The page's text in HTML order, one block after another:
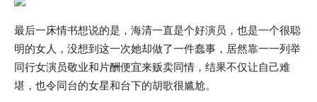
最后一床情书想说的是，海清一直是个好演员，也是一个很聪
明的女人，没想到这一次她却做了一件蠢事，居然靠一一列举
同行女演员敬业和片酬便宜来贩卖同情，结果不仅让自己难
堪，也令同台的女星和台下的胡歌很尴尬。